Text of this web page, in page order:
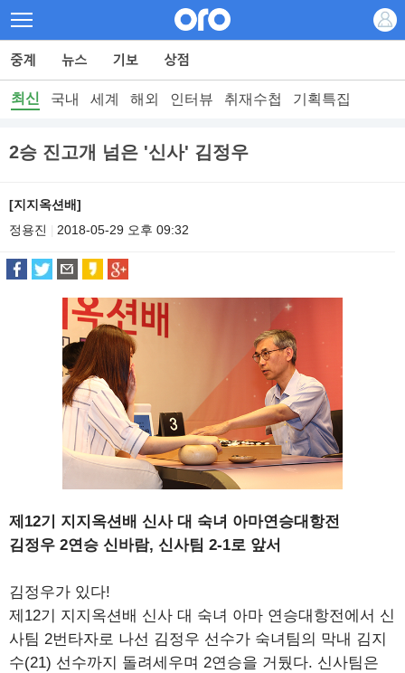
최신 국내 세계 해외 인터뷰 취재수첩 기획특집
2승 진고개 넘은 '신사' 김정우
[지지옥션배]
정용진
2018-05-29 오후 09:32
제12기 지지옥션배 신사 대 숙녀 아마연승대항전
김정우 2연승 신바람, 신사팀 2-1로 앞서
김정우가 있다!
제12기 지지옥션배 신사 대 숙녀 아마 연승대항전에서 신
사팀 2번타자로 나선 김정우 선수가 숙녀팀의 막내 김지
수(21) 선수까지 돌려세우며 2연승을 거뒀다. 신사팀은